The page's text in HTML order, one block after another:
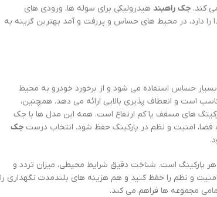
کند. جک راهبند هیدرولیکی برای سوله ها، ورودی های
دارد، در محیط های حساس و پررفت و آمد بهترین گزینه به
بسیار حساس استفاده می شود و از برخورد خودرو به محیط
است و انعطاف پذیری بالایی ارائه می دهد. همچنین،
آل برای پارکینگ های مسقف یا کم ارتفاع است. همه این مدل ها با جک
امنیت و نظم در پارکینگ حفظ شود. انتخاب درست جک
هر پارکینگ است. شناخت دقیق شرایط محیطی، میزان تردد و
و نظم را حفظ کنید و هم هزینه های بلندمدت نگهداری را
مجموعه ها فراهم می کند.